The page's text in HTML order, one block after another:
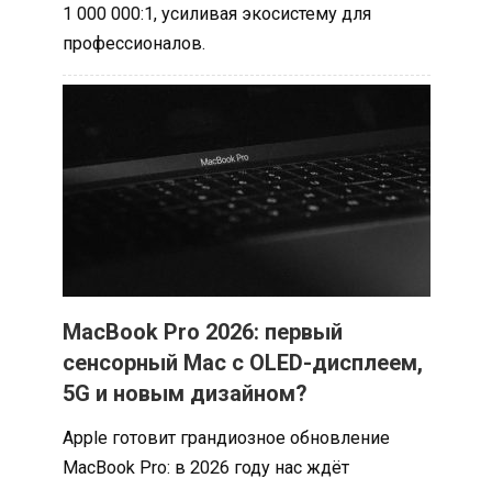
1 000 000:1, усиливая экосистему для
профессионалов.
MacBook Pro 2026: первый
сенсорный Mac с OLED-дисплеем,
5G и новым дизайном?
Apple готовит грандиозное обновление
MacBook Pro: в 2026 году нас ждёт